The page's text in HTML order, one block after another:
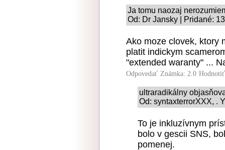
Ja tomu naozaj
Od: Dr Jansky | Pridané:
Ako moze clovek, ktory
platit indickym
"extended waranty" ...
Odpovedať Známka: 2.0
ultraradikálny
Od: syntaxterrorXXX, .
To je inkluzívnym
bolo v gescii SNS,
pomenej.